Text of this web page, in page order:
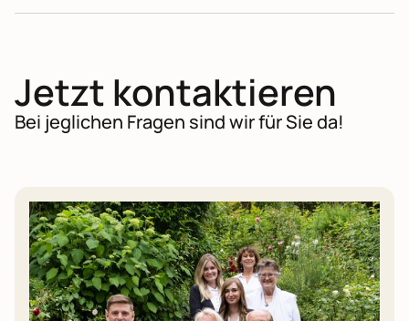
Jetzt kontaktieren
Bei jeglichen Fragen sind wir für Sie da!